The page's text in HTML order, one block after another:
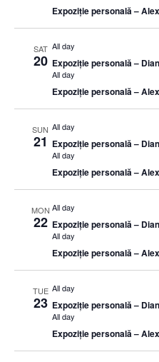
Expoziție personală –
SAT
20
All day
Expoziție personală –
All day
Expoziție personală –
SUN
21
All day
Expoziție personală –
All day
Expoziție personală –
MON
22
All day
Expoziție personală –
All day
Expoziție personală –
TUE
23
All day
Expoziție personală –
All day
Expoziție personală –